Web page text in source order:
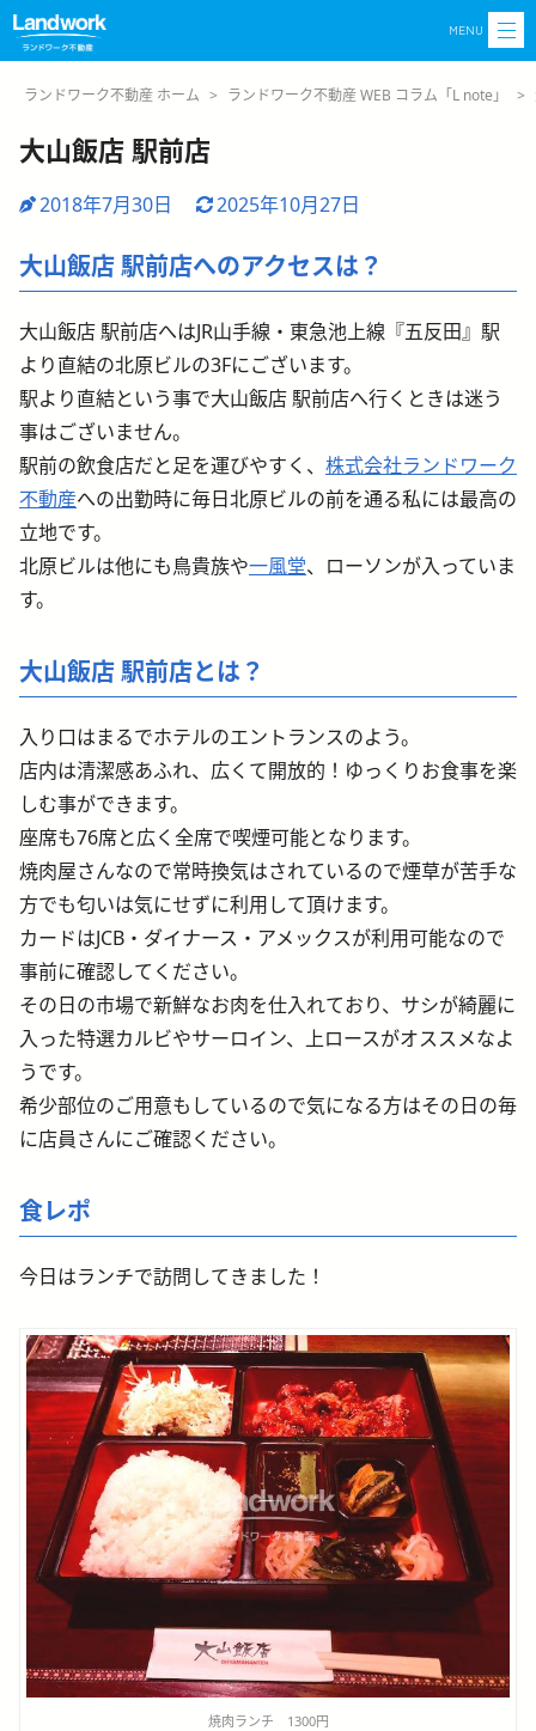
MENU
ランドワーク不動産 ホーム > ランドワーク不動産 WEB コラム「L note」 >
大山飯店 駅前店
2018年7月30日 2025年10月27日
大山飯店 駅前店へのアクセスは？
大山飯店 駅前店へはJR山手線・東急池上線『五反田』駅
より直結の北原ビルの3Fにございます。
駅より直結という事で大山飯店 駅前店へ行くときは迷う
事はございません。
駅前の飲食店だと足を運びやすく、 株式会社ランドワーク
不動産への出勤時に毎日北原ビルの前を通る私には最高の
立地です。
北原ビルは他にも鳥貴族や一風堂、ローソンが入っていま
す。
大山飯店 駅前店とは？
入り口はまるでホテルのエントランスのよう。
店内は清潔感あふれ、広くて開放的！ゆっくりお食事を楽
しむ事ができます。
座席も76席と広く全席で喫煙可能となります。
焼肉屋さんなので常時換気はされているので煙草が苦手な
方でも匂いは気にせずに利用して頂けます。
カードはJCB・ダイナース・アメックスが利用可能なので
事前に確認してください。
その日の市場で新鮮なお肉を仕入れており、サシが綺麗に
入った特選カルビやサーロイン、上ロースがオススメなよ
うです。
希少部位のご用意もしているので気になる方はその日の毎
に店員さんにご確認ください。
食レポ
今日はランチで訪問してきました！
焼肉ランチ 1300円